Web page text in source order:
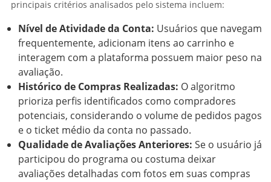
principais critérios analisados pelo sistema incluem:
Nível de Atividade da Conta: Usuários que navegam
frequentemente, adicionam itens ao carrinho e
interagem com a plataforma possuem maior peso na
avaliação.
Histórico de Compras Realizadas: O algoritmo
prioriza perfis identificados como compradores
potenciais, considerando o volume de pedidos pagos
e o ticket médio da conta no passado.
Qualidade de Avaliações Anteriores: Se o usuário já
participou do programa ou costuma deixar
avaliações detalhadas com fotos em suas compras